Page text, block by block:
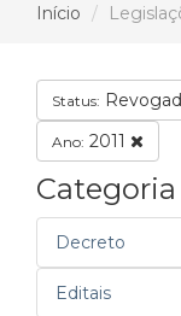
Início
Status:
Ano: 2011
Categoria
Decreto
Editais